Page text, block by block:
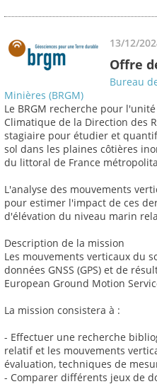
13/12/
Offre
Bureau
Minières (BRGM)
Le BRGM recherche pour
Climatique de la Direction des
stagiaire pour étudier et
sol dans les plaines côtières
du littoral de France
L'analyse des mouvements
pour estimer l'impact de ces
d'élévation du niveau marin
Description de la mission
Les mouvements verticaux du
données GNSS (GPS) et de
European Ground Motion
La mission consistera à :
- Effectuer une recherche
relatif et les mouvements
évaluation, techniques de
- Comparer différents jeux de